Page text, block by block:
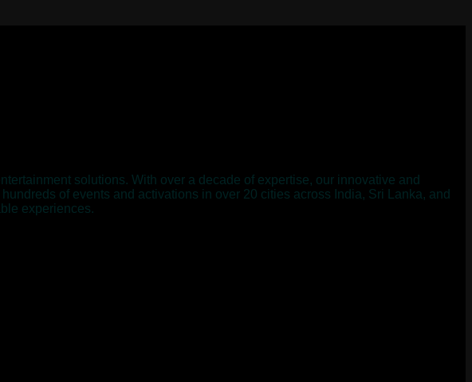
ntertainment so utions. Wit h over a d ecad e of expertise, our innovative and
hund red s of events and activations in over 20 cities across nd ia, Sri an ka, and
b e experiences.